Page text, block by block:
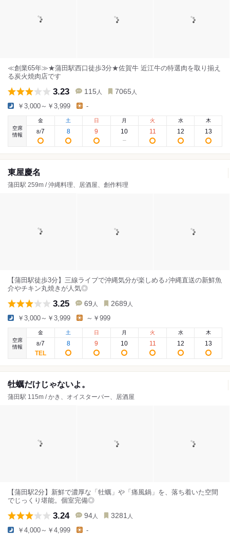
≪創業65年≫★蒲田駅西口徒歩3分★佐賀牛 近江牛の特選肉を取り揃え
る炭火焼肉店です
3.23 115 人 7065 人
￥3,000～￥3,999 -
空席
情報
金
8/7
土
8
日
9
月
10
火
11
水
12
木
13
東屋慶名
蒲田駅 259m / 沖縄料理、居酒屋、創作料理
【蒲田駅徒歩3分】三線ライブで沖縄気分が楽しめる♪沖縄直送の新鮮魚
介やチキン丸焼きが人気◎
3.25 69 人 2689 人
￥3,000～￥3,999 ～￥999
空席
情報
金
8/7
土
8
日
9
月
10
火
11
水
12
木
13
牡蠣だけじゃないよ。
蒲田駅 115m / かき、オイスターバー、居酒屋
【蒲田駅2分】新鮮で濃厚な「牡蠣」や「痛風鍋」を、落ち着いた空間
でじっくり堪能。個室完備◎
3.24 94 人 3281 人
￥4,000～￥4,999 -